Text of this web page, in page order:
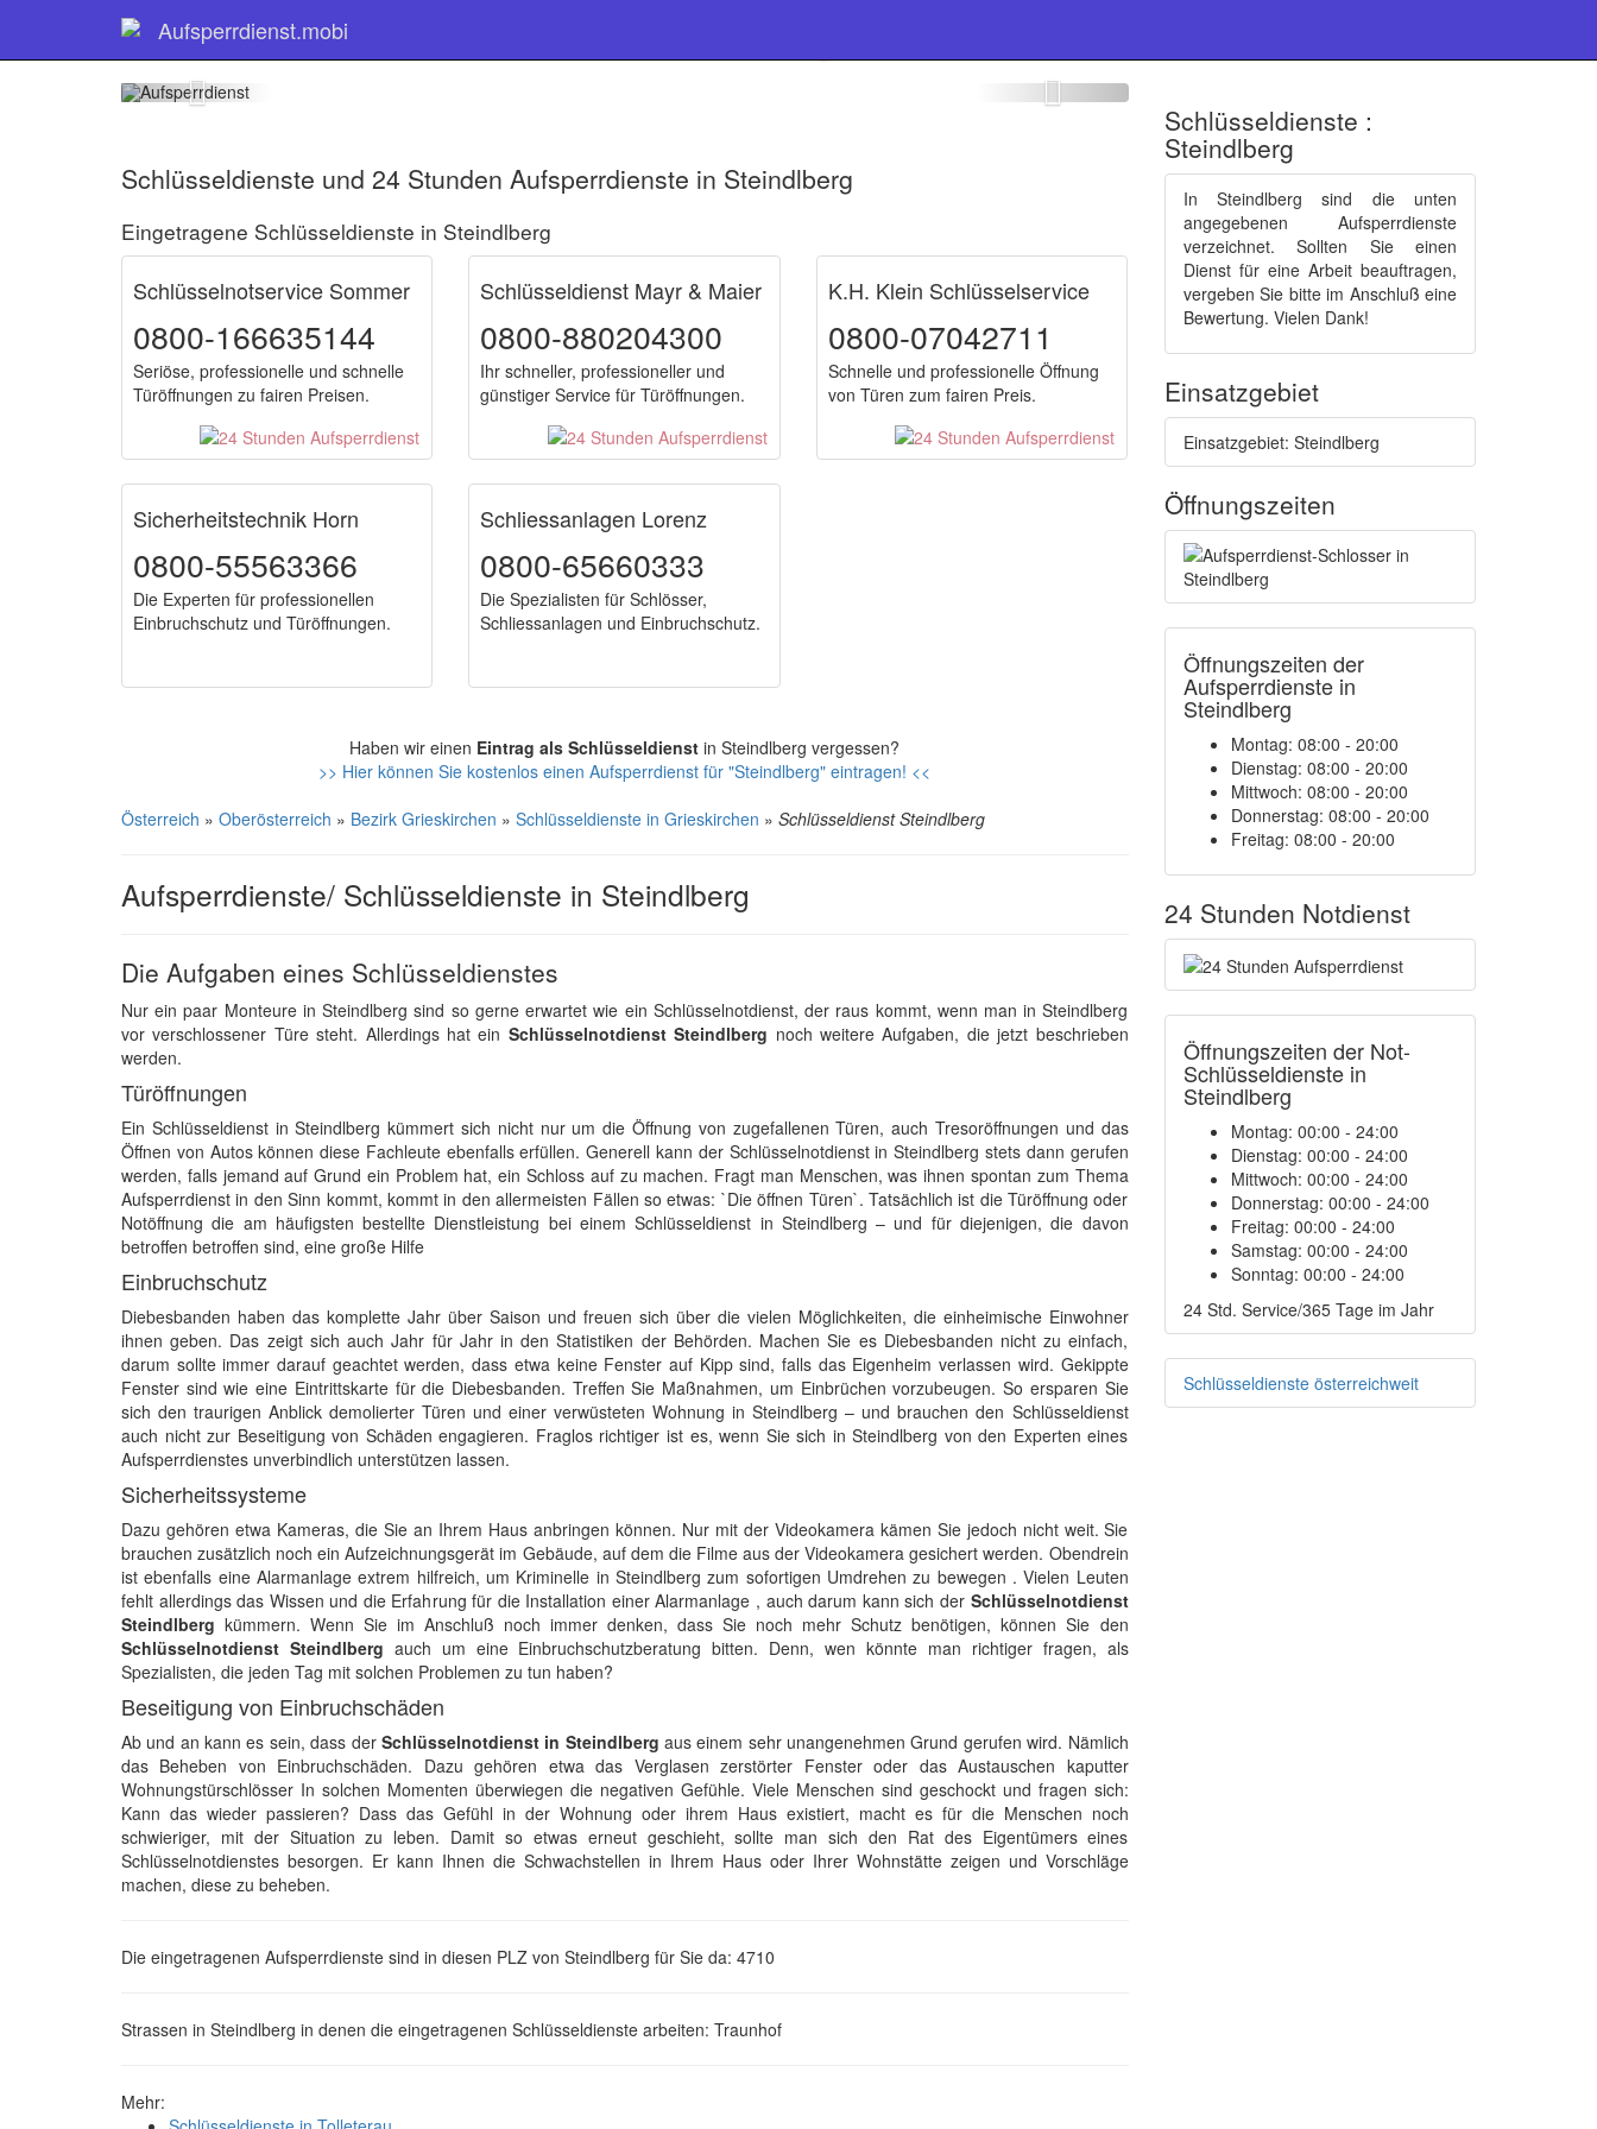
Aufsperrdienst.mobi
Schlüsseldienste und 24 Stunden Aufsperrdienste in Steindlberg
Eingetragene Schlüsseldienste in Steindlberg
Schlüsselnotservice Sommer
0800-166635144
Seriöse, professionelle und schnelle
Türöffnungen zu fairen Preisen.
Schlüsseldienst Mayr & Maier
0800-880204300
Ihr schneller, professioneller und
günstiger Service für Türöffnungen.
K.H. Klein Schlüsselservice
0800-07042711
Schnelle und professionelle Öffnung
von Türen zum fairen Preis.
Sicherheitstechnik Horn
0800-55563366
Die Experten für professionellen
Einbruchschutz und Türöffnungen.
Schliessanlagen Lorenz
0800-65660333
Die Spezialisten für Schlösser,
Schliessanlagen und Einbruchschutz.
Haben wir einen Eintrag als Schlüsseldienst in Steindlberg vergessen?
>> Hier können Sie kostenlos einen Aufsperrdienst für "Steindlberg" eintragen! <<
Österreich » Oberösterreich » Bezirk Grieskirchen » Schlüsseldienste in Grieskirchen » Schlüsseldienst Steindlberg
Aufsperrdienste/ Schlüsseldienste in Steindlberg
Die Aufgaben eines Schlüsseldienstes
Nur ein paar Monteure in Steindlberg sind so gerne erwartet wie ein Schlüsselnotdienst, der raus kommt, wenn man in Steindlberg
vor verschlossener Türe steht. Allerdings hat ein Schlüsselnotdienst Steindlberg noch weitere Aufgaben, die jetzt beschrieben
werden.
Türöffnungen
Ein Schlüsseldienst in Steindlberg kümmert sich nicht nur um die Öffnung von zugefallenen Türen, auch Tresoröffnungen und das
Öffnen von Autos können diese Fachleute ebenfalls erfüllen. Generell kann der Schlüsselnotdienst in Steindlberg stets dann gerufen
werden, falls jemand auf Grund ein Problem hat, ein Schloss auf zu machen. Fragt man Menschen, was ihnen spontan zum Thema
Aufsperrdienst in den Sinn kommt, kommt in den allermeisten Fällen so etwas: `Die öffnen Türen`. Tatsächlich ist die Türöffnung oder
Notöffnung die am häufigsten bestellte Dienstleistung bei einem Schlüsseldienst in Steindlberg – und für diejenigen, die davon
betroffen betroffen sind, eine große Hilfe
Einbruchschutz
Diebesbanden haben das komplette Jahr über Saison und freuen sich über die vielen Möglichkeiten, die einheimische Einwohner
ihnen geben. Das zeigt sich auch Jahr für Jahr in den Statistiken der Behörden. Machen Sie es Diebesbanden nicht zu einfach,
darum sollte immer darauf geachtet werden, dass etwa keine Fenster auf Kipp sind, falls das Eigenheim verlassen wird. Gekippte
Fenster sind wie eine Eintrittskarte für die Diebesbanden. Treffen Sie Maßnahmen, um Einbrüchen vorzubeugen. So ersparen Sie
sich den traurigen Anblick demolierter Türen und einer verwüsteten Wohnung in Steindlberg – und brauchen den Schlüsseldienst
auch nicht zur Beseitigung von Schäden engagieren. Fraglos richtiger ist es, wenn Sie sich in Steindlberg von den Experten eines
Aufsperrdienstes unverbindlich unterstützen lassen.
Sicherheitssysteme
Dazu gehören etwa Kameras, die Sie an Ihrem Haus anbringen können. Nur mit der Videokamera kämen Sie jedoch nicht weit. Sie
brauchen zusätzlich noch ein Aufzeichnungsgerät im Gebäude, auf dem die Filme aus der Videokamera gesichert werden. Obendrein
ist ebenfalls eine Alarmanlage extrem hilfreich, um Kriminelle in Steindlberg zum sofortigen Umdrehen zu bewegen . Vielen Leuten
fehlt allerdings das Wissen und die Erfahrung für die Installation einer Alarmanlage , auch darum kann sich der Schlüsselnotdienst
Steindlberg kümmern. Wenn Sie im Anschluß noch immer denken, dass Sie noch mehr Schutz benötigen, können Sie den
Schlüsselnotdienst Steindlberg auch um eine Einbruchschutzberatung bitten. Denn, wen könnte man richtiger fragen, als
Spezialisten, die jeden Tag mit solchen Problemen zu tun haben?
Beseitigung von Einbruchschäden
Ab und an kann es sein, dass der Schlüsselnotdienst in Steindlberg aus einem sehr unangenehmen Grund gerufen wird. Nämlich
das Beheben von Einbruchschäden. Dazu gehören etwa das Verglasen zerstörter Fenster oder das Austauschen kaputter
Wohnungstürschlösser In solchen Momenten überwiegen die negativen Gefühle. Viele Menschen sind geschockt und fragen sich:
Kann das wieder passieren? Dass das Gefühl in der Wohnung oder ihrem Haus existiert, macht es für die Menschen noch
schwieriger, mit der Situation zu leben. Damit so etwas erneut geschieht, sollte man sich den Rat des Eigentümers eines
Schlüsselnotdienstes besorgen. Er kann Ihnen die Schwachstellen in Ihrem Haus oder Ihrer Wohnstätte zeigen und Vorschläge
machen, diese zu beheben.
Die eingetragenen Aufsperrdienste sind in diesen PLZ von Steindlberg für Sie da: 4710
Strassen in Steindlberg in denen die eingetragenen Schlüsseldienste arbeiten: Traunhof
Mehr:
Schlüsseldienste :
Steindlberg
In Steindlberg sind die unten
angegebenen Aufsperrdienste
verzeichnet. Sollten Sie einen
Dienst für eine Arbeit beauftragen,
vergeben Sie bitte im Anschluß eine
Bewertung. Vielen Dank!
Einsatzgebiet
Einsatzgebiet: Steindlberg
Öffnungszeiten
Öffnungszeiten der
Aufsperrdienste in
Steindlberg
Montag: 08:00 - 20:00
Dienstag: 08:00 - 20:00
Mittwoch: 08:00 - 20:00
Donnerstag: 08:00 - 20:00
Freitag: 08:00 - 20:00
24 Stunden Notdienst
Öffnungszeiten der Not-
Schlüsseldienste in
Steindlberg
Montag: 00:00 - 24:00
Dienstag: 00:00 - 24:00
Mittwoch: 00:00 - 24:00
Donnerstag: 00:00 - 24:00
Freitag: 00:00 - 24:00
Samstag: 00:00 - 24:00
Sonntag: 00:00 - 24:00
24 Std. Service/365 Tage im Jahr
Schlüsseldienste österreichweit